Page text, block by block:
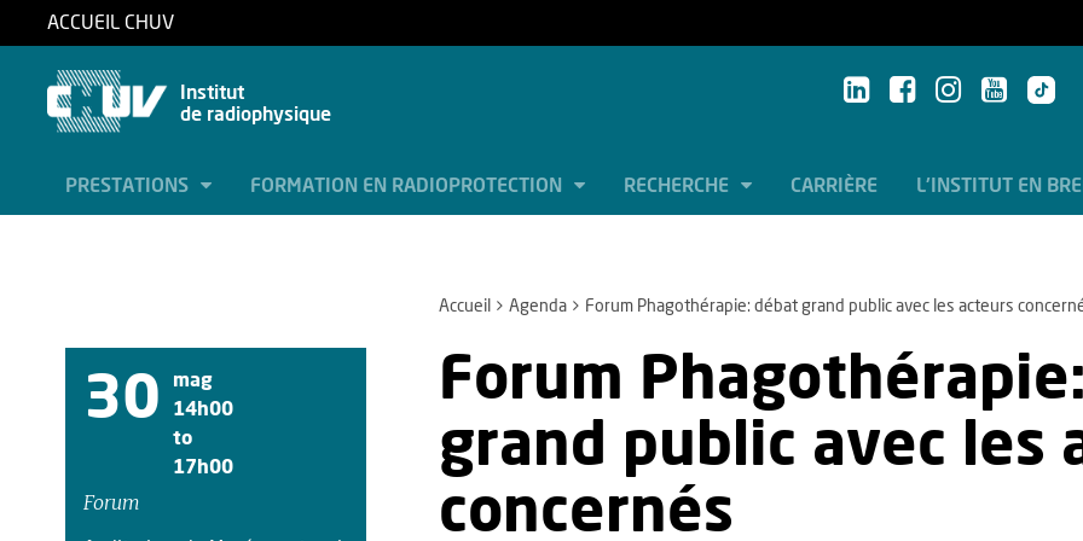
ACCUEIL CHUV
Institut
de radiophysique
PRESTATIONS FORMATION EN RADIOPROTECTION RECHERCHE CARRIÈRE L'INSTITUT EN
Accueil Agenda Forum Phagothérapie: débat grand public avec les acteurs
30
mag
14h00
to
17h00
Forum
Forum
grand public avec les
concernés